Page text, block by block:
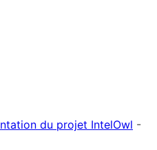
du projet IntelOwl -